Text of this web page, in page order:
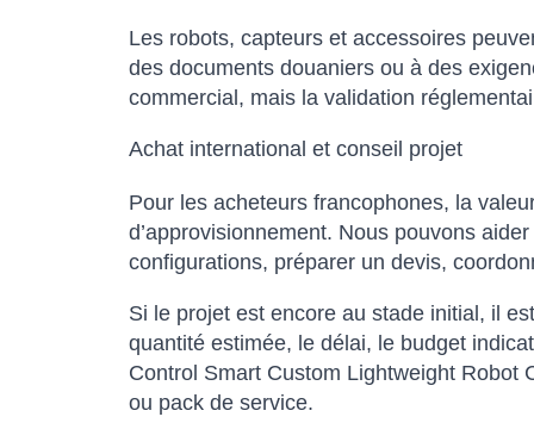
Les robots, capteurs et accessoires
des documents douaniers ou à des
commercial, mais la validation
Achat international et conseil projet
Pour les acheteurs francophones, la
d’approvisionnement. Nous pouvons
configurations, préparer un devis,
Si le projet est encore au stade initial, il
quantité estimée, le délai, le budget
Control Smart Custom Lightweight Robot
ou pack de service.